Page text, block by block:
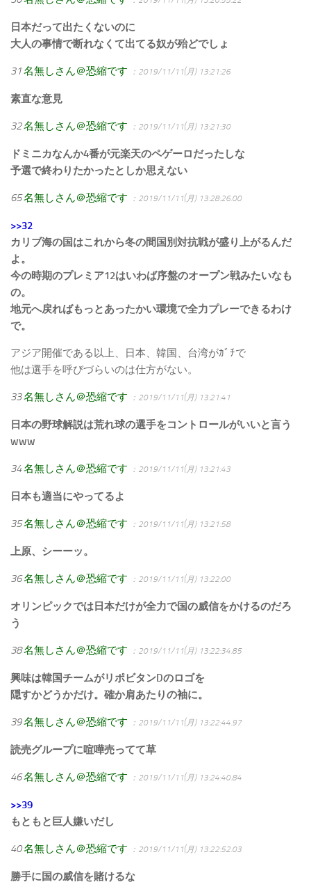
日本だって出たくないのに
大人の事情で断れなくて出てる奴が殆どでしょ
31名無しさん＠恐縮です ：2019/11/11(月) 13:21:26
素直な意見
32名無しさん＠恐縮です ：2019/11/11(月) 13:21:30
ドミニカなんか4番が元楽天のペゲーロだったしな
予選で終わりたかったとしか思えない
65名無しさん＠恐縮です ：2019/11/11(月) 13:28:26.00
>>32
カリブ海の国はこれから冬の間国別対抗戦が盛り上がるんだ
よ。
今の時期のプレミア12はいわば序盤のオープン戦みたいなも
の。
地元へ戻ればもっとあったかい環境で全力プレーできるわけ
で。
アジア開催である以上、日本、韓国、台湾がｶﾞﾁで
他は選手を呼びづらいのは仕方がない。
33名無しさん＠恐縮です ：2019/11/11(月) 13:21:41
日本の野球解説は荒れ球の選手をコントロールがいいと言う
www
34名無しさん＠恐縮です ：2019/11/11(月) 13:21:43
日本も適当にやってるよ
35名無しさん＠恐縮です ：2019/11/11(月) 13:21:58
上原、シーーッ。
36名無しさん＠恐縮です ：2019/11/11(月) 13:22:00
オリンピックでは日本だけが全力で国の威信をかけるのだろ
う
38名無しさん＠恐縮です ：2019/11/11(月) 13:22:34.85
興味は韓国チームがリポビタンDのロゴを
隠すかどうかだけ。確か肩あたりの袖に。
39名無しさん＠恐縮です ：2019/11/11(月) 13:22:44.97
読売グループに喧嘩売ってて草
46名無しさん＠恐縮です ：2019/11/11(月) 13:24:40.84
>>39
もともと巨人嫌いだし
40名無しさん＠恐縮です ：2019/11/11(月) 13:22:52.03
勝手に国の威信を賭けるな